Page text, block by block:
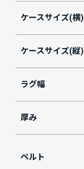
ケースサイズ(横)
ケースサイズ(縦)
ラグ幅
厚み
ベルト